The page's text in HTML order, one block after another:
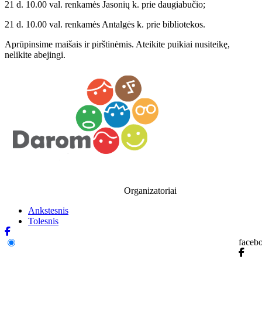
21 d. 10.00 val. renkamės Jasonių k. prie daugiabučio;
21 d. 10.00 val. renkamės Antalgės k. prie bibliotekos.
Aprūpinsime maišais ir pirštinėmis. Ateikite puikiai nusiteikę,
nelikite abejingi.
Organizatoriai
Ankstesnis
Tolesnis